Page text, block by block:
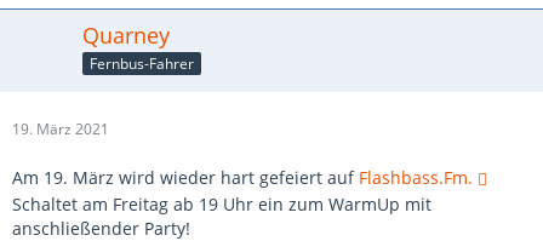
Quarney
Fernbus-Fahrer
19. März 2021
Am 19. März wird wieder hart gefeiert auf Flashbass.Fm.
Schaltet am Freitag ab 19 Uhr ein zum WarmUp mit
anschließender Party!